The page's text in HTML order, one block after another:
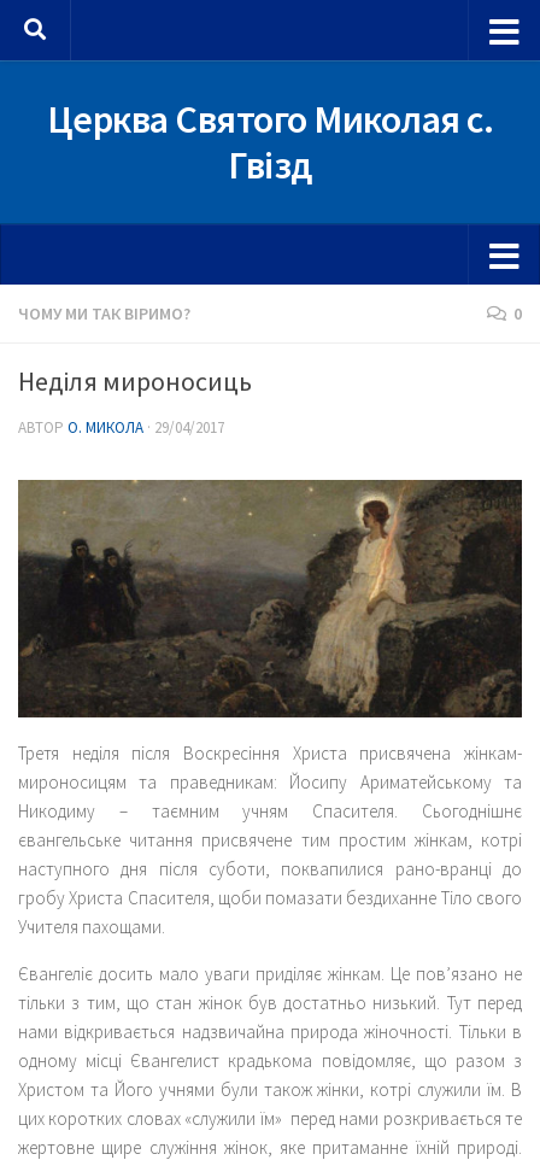
Skip to content
Церква Святого Миколая с.
Гвізд
ЧОМУ МИ ТАК ВІРИМО? 0
Неділя мироносиць
АВТОР О. МИКОЛА · 29/04/2017
Третя неділя після Воскресіння Христа присвячена жінкам-
мироносицям та праведникам: Йосипу Ариматейському та
Никодиму – таємним учням Спасителя. Сьогоднішнє
євангельське читання присвячене тим простим жінкам, котрі
наступного дня після суботи, поквапилися рано-вранці до
гробу Христа Спасителя, щоби помазати бездиханне Тіло свого
Учителя пахощами.
Євангеліє досить мало уваги приділяє жінкам. Це пов’язано не
тільки з тим, що стан жінок був достатньо низький. Тут перед
нами відкривається надзвичайна природа жіночності. Тільки в
одному місці Євангелист крадькома повідомляє, що разом з
Христом та Його учнями були також жінки, котрі служили їм. В
цих коротких словах «служили їм» перед нами розкривається те
жертовне щире служіння жінок, яке притаманне їхній природі.